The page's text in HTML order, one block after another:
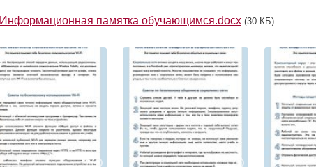
Информационная памятка обучающимся.docx (30 КБ)